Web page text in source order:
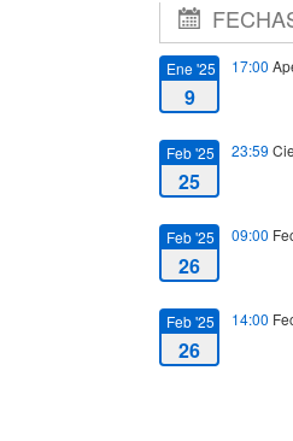
Ene '25
9
17:00
Feb '25
25
23:59
Feb '25
26
09:00
Feb '25
26
14:00